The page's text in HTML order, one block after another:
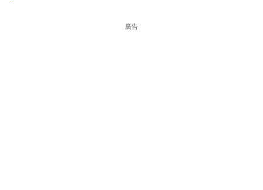
廣告